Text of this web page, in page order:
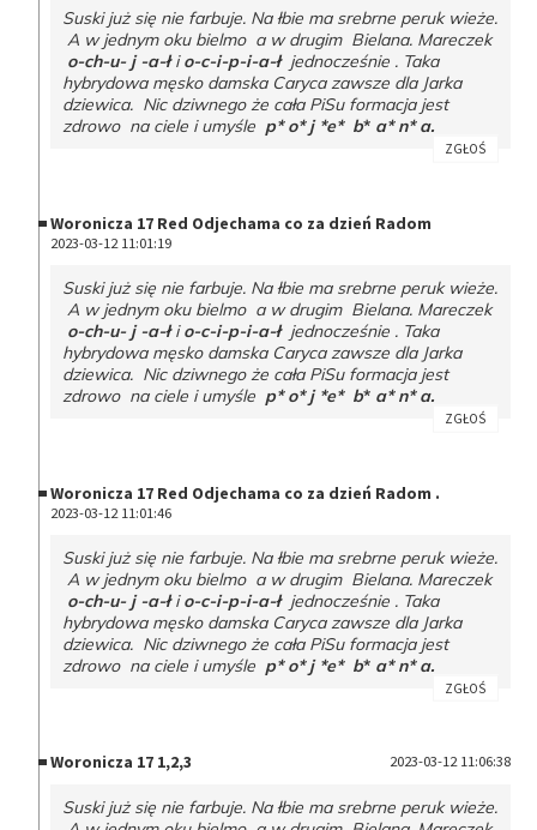
Suski już się nie farbuje. Na łbie ma srebrne peruk wieże.
A w jednym oku bielmo a w drugim Bielana. Mareczek
o-ch-u- j -a-łio-c-i-p-i-a-ł jednocześnie . Taka
hybrydowa męsko damska Caryca zawsze dla Jarka
dziewica. Nic dziwnego że cała PiSu formacja jest
zdrowo na ciele i umyśle p* o* j *e* b* a* n* a.
ZGŁOŚ
Woronicza 17 Red Odjechama co za dzień Radom
2023-03-12 11:01:19
Suski już się nie farbuje. Na łbie ma srebrne peruk wieże.
A w jednym oku bielmo a w drugim Bielana. Mareczek
o-ch-u- j -a-łio-c-i-p-i-a-ł jednocześnie . Taka
hybrydowa męsko damska Caryca zawsze dla Jarka
dziewica. Nic dziwnego że cała PiSu formacja jest
zdrowo na ciele i umyśle p* o* j *e* b* a* n* a.
ZGŁOŚ
Woronicza 17 Red Odjechama co za dzień Radom .
2023-03-12 11:01:46
Suski już się nie farbuje. Na łbie ma srebrne peruk wieże.
A w jednym oku bielmo a w drugim Bielana. Mareczek
o-ch-u- j -a-łio-c-i-p-i-a-ł jednocześnie . Taka
hybrydowa męsko damska Caryca zawsze dla Jarka
dziewica. Nic dziwnego że cała PiSu formacja jest
zdrowo na ciele i umyśle p* o* j *e* b* a* n* a.
ZGŁOŚ
Woronicza 17 1,2,3 2023-03-12 11:06:38
Suski już się nie farbuje. Na łbie ma srebrne peruk wieże.